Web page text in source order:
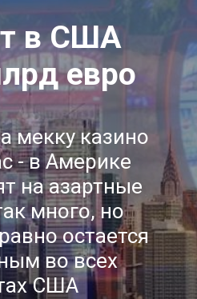
в США
евро
мекку казино
- в Америке
на азартные
много, но
остается
во всех
США